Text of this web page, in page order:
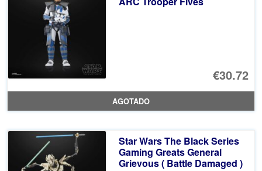
€30.72
AGOTADO
Star Wars The Black Series
Gaming Greats General
Grievous ( Battle Damaged )